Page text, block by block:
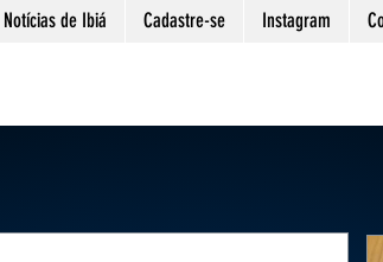
Notícias de Ibiá Cadastre-se Instagram